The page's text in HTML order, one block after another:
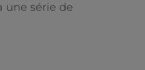
une série de